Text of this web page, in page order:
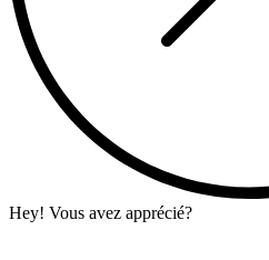
Hey! Vous avez apprécié?